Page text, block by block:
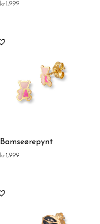
kr1,999
Bamseørepynt
kr1,999